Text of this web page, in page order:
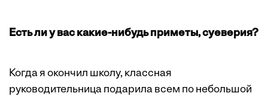
Есть ли у вас какие-нибудь приметы, суеверия?
Когда я окончил школу, классная
руководительница подарила всем по небольшой